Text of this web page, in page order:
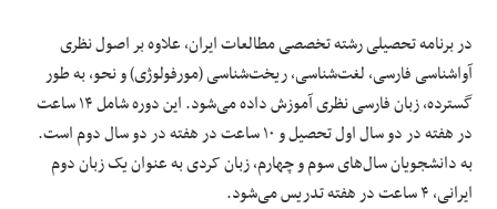
در برنامه تحصیلی رشته تخصصی مطالعات ایران، علاوه بر اصول نظری
آواشناسی فارسی، لغت‌شناسی، ریخت‌شناسی (مورفولوژی) و نحو، به طور
گسترده، زبان فارسی نظری آموزش داده می‌شود. این دوره شامل ۱۴ ساعت
در هفته در دو سال اول تحصیل و ۱۰ ساعت در هفته در دو سال دوم است.
به دانشجویان سال‌های سوم و چهارم، زبان کردی به عنوان یک زبان دوم
ایرانی، ۴ ساعت در هفته تدریس می‌شود.